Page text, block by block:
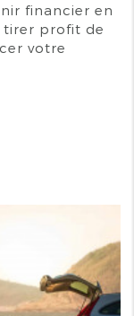
financier en
tirer profit de
votre